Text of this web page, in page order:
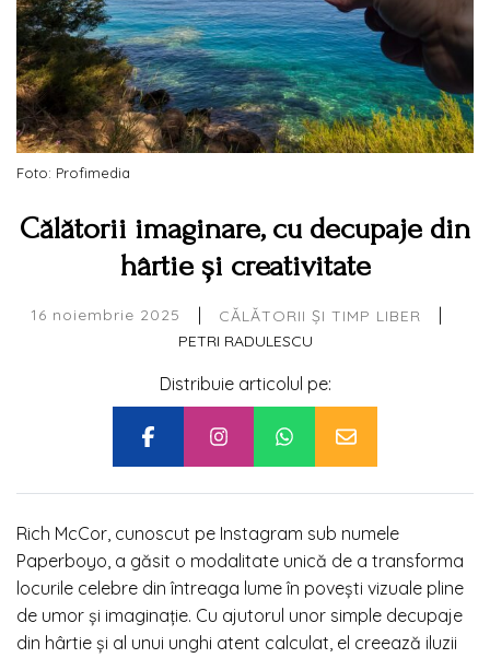
Foto: Profimedia
Călătorii imaginare, cu decupaje din
hârtie și creativitate
16 noiembrie 2025 | CĂLĂTORII ȘI TIMP LIBER |
PETRI RADULESCU
Distribuie articolul pe:
Rich McCor, cunoscut pe Instagram sub numele
Paperboyo, a găsit o modalitate unică de a transforma
locurile celebre din întreaga lume în povești vizuale pline
de umor și imaginație. Cu ajutorul unor simple decupaje
din hârtie și al unui unghi atent calculat, el creează iluzii